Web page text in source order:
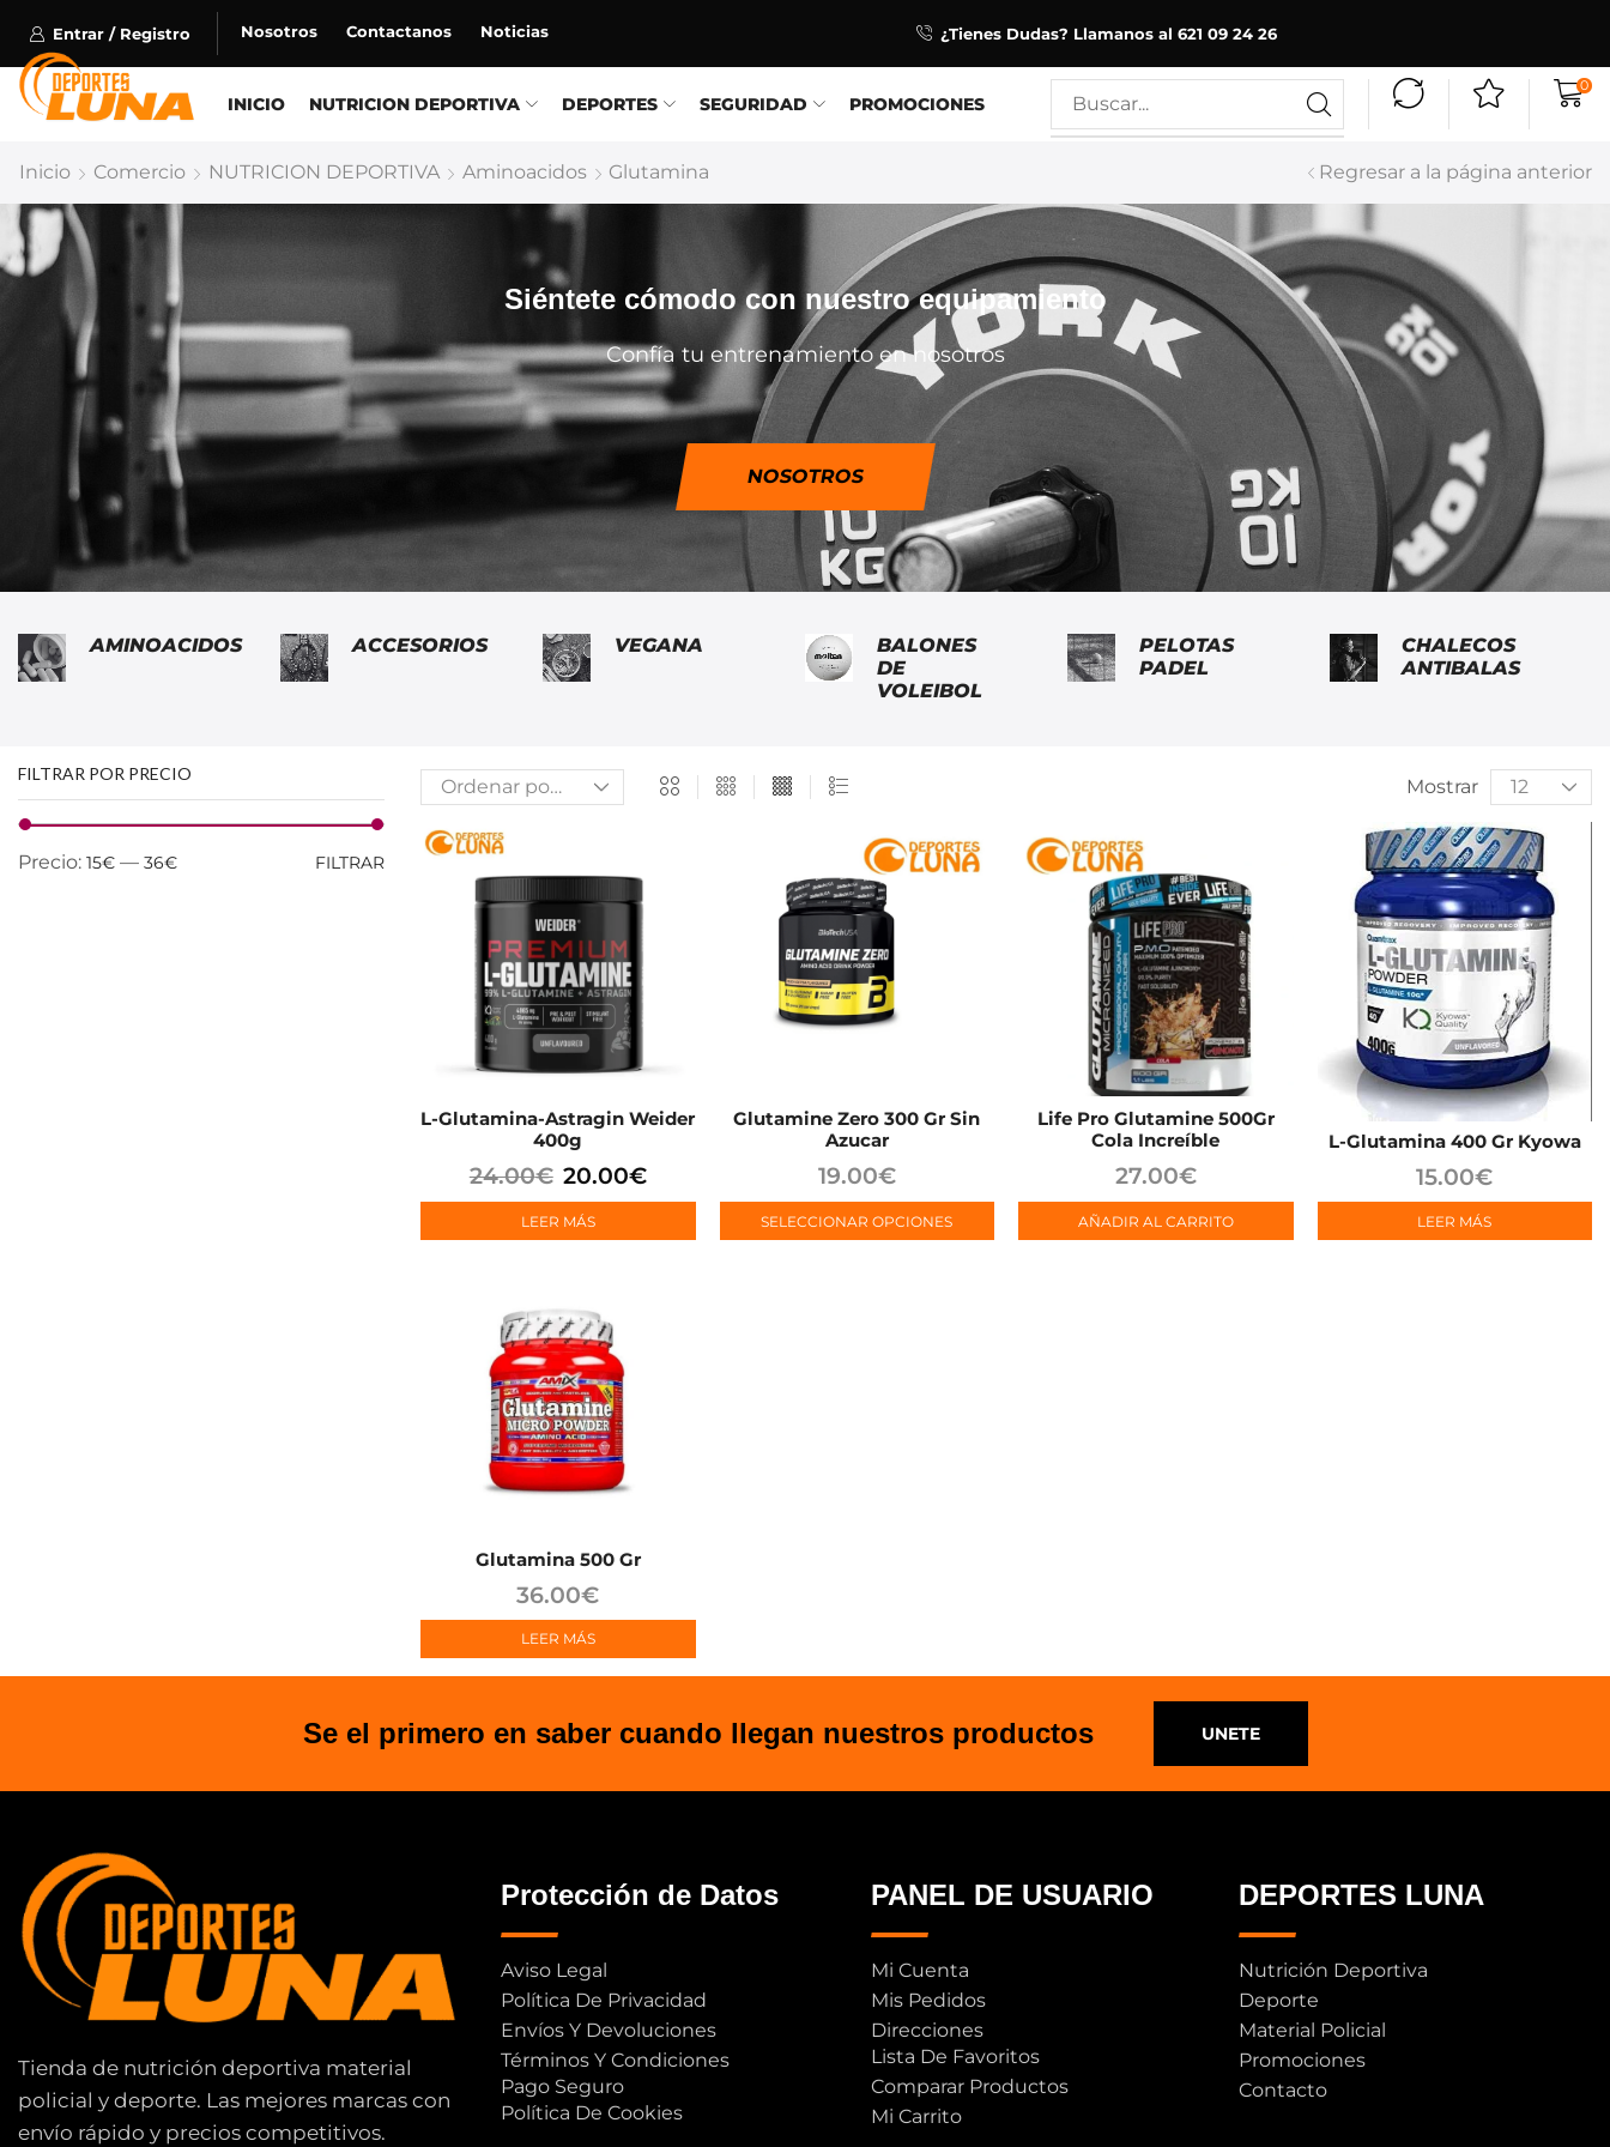
Entrar / Registro Nosotros Contactanos Noticias ¿Tienes Dudas? Llamanos al 621 09 24 26
INICIO NUTRICION DEPORTIVA DEPORTES SEGURIDAD PROMOCIONES
0
Inicio Comercio NUTRICION DEPORTIVA Aminoacidos Glutamina Regresar a la página anterior
Siéntete cómodo con nuestro equipamiento
Confía tu entrenamiento en nosotros
NOSOTROS
AMINOACIDOS ACCESORIOS VEGANA
BALONES
DE
VOLEIBOL
PELOTAS
PADEL
CHALECOS
ANTIBALAS
FILTRAR POR PRECIO
FILTRAR
Precio: 15€ — 36€
Mostrar
L-Glutamina-Astragin Weider
400g
24.00€ 20.00€
LEER MÁS
Glutamine Zero 300 Gr Sin
Azucar
19.00€
SELECCIONAR OPCIONES
Life Pro Glutamine 500Gr
Cola Increíble
27.00€
AÑADIR AL CARRITO
L-Glutamina 400 Gr Kyowa
15.00€
LEER MÁS
Glutamina 500 Gr
36.00€
LEER MÁS
Se el primero en saber cuando llegan nuestros productos UNETE
Tienda de nutrición deportiva material
policial y deporte. Las mejores marcas con
envío rápido y precios competitivos.
Protección de Datos
Aviso Legal
Política De Privacidad
Envíos Y Devoluciones
Términos Y Condiciones
Pago Seguro
Política De Cookies
PANEL DE USUARIO
Mi Cuenta
Mis Pedidos
Direcciones
Lista De Favoritos
Comparar Productos
Mi Carrito
DEPORTES LUNA
Nutrición Deportiva
Deporte
Material Policial
Promociones
Contacto